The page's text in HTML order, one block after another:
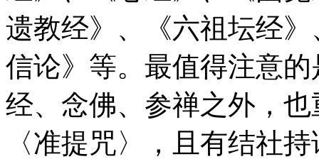
遗教经》、《六祖坛经
信论》等。最值得注意
经、念佛、参禅之外，
〈准提咒〉，且有结社